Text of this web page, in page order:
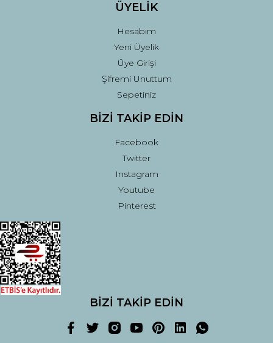
ÜYELİK
Hesabım
Yeni Üyelik
Üye Girişi
Şifremi Unuttum
Sepetiniz
BİZİ TAKİP EDİN
Facebook
Twitter
Instagram
Youtube
Pinterest
BİZİ TAKİP EDİN